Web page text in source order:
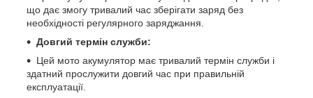
що дає змогу тривалий час зберігати заряд без
необхідності регулярного заряджання.
Довгий термін служби:
Цей мото акумулятор має тривалий термін служби і
здатний прослужити довгий час при правильній
експлуатації.